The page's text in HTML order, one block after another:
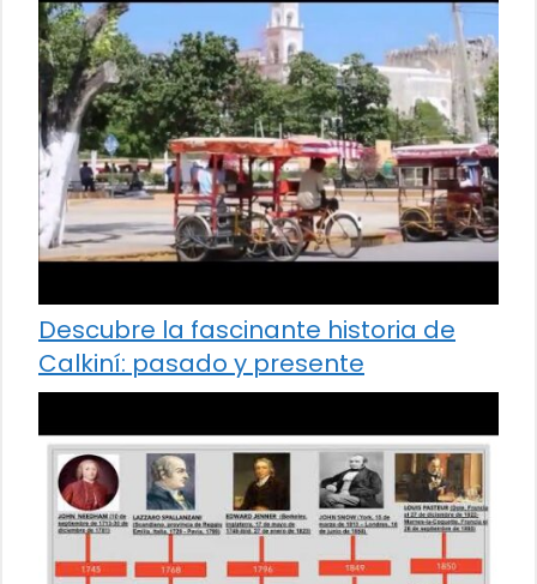
Descubre la fascinante historia de
Calkiní: pasado y presente